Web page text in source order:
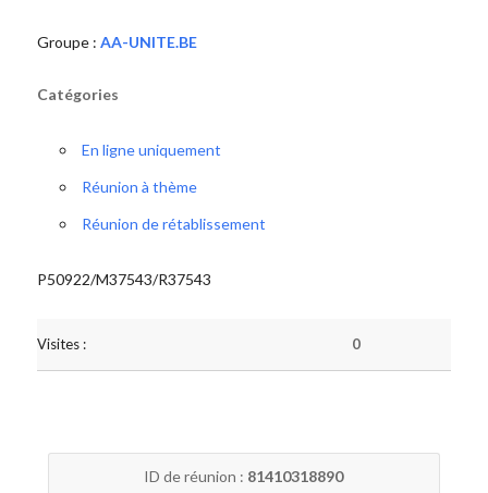
Groupe : AA-UNITE.BE
Catégories
En ligne uniquement
Réunion à thème
Réunion de rétablissement
P50922/M37543/R37543
Visites : 0
ID de réunion : 81410318890